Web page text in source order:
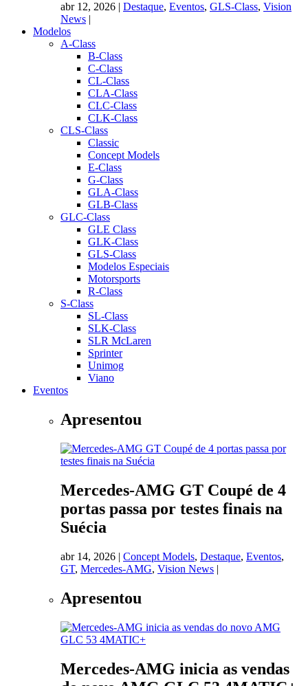
abr 12, 2026 | Destaque, Eventos, GLS-Class, Vision
News |
Modelos
A-Class
B-Class
C-Class
CL-Class
CLA-Class
CLC-Class
CLK-Class
CLS-Class
Classic
Concept Models
E-Class
G-Class
GLA-Class
GLB-Class
GLC-Class
GLE Class
GLK-Class
GLS-Class
Modelos Especiais
Motorsports
R-Class
S-Class
SL-Class
SLK-Class
SLR McLaren
Sprinter
Unimog
Viano
Eventos
Apresentou
Mercedes-AMG GT Coupé de 4
portas passa por testes finais na
Suécia
abr 14, 2026 | Concept Models, Destaque, Eventos,
GT, Mercedes-AMG, Vision News |
Apresentou
Mercedes-AMG inicia as vendas